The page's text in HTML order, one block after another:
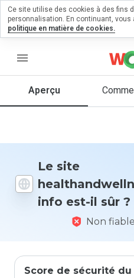
menu
Aperçu
Le site
info est-il sûr ?
Non
Score de sécurité
sur
Quelle
note entre
vous à ce
Ce site utilise des cookies à des fins
personnalisation. En continuant, vous
politique en matière de cookies.